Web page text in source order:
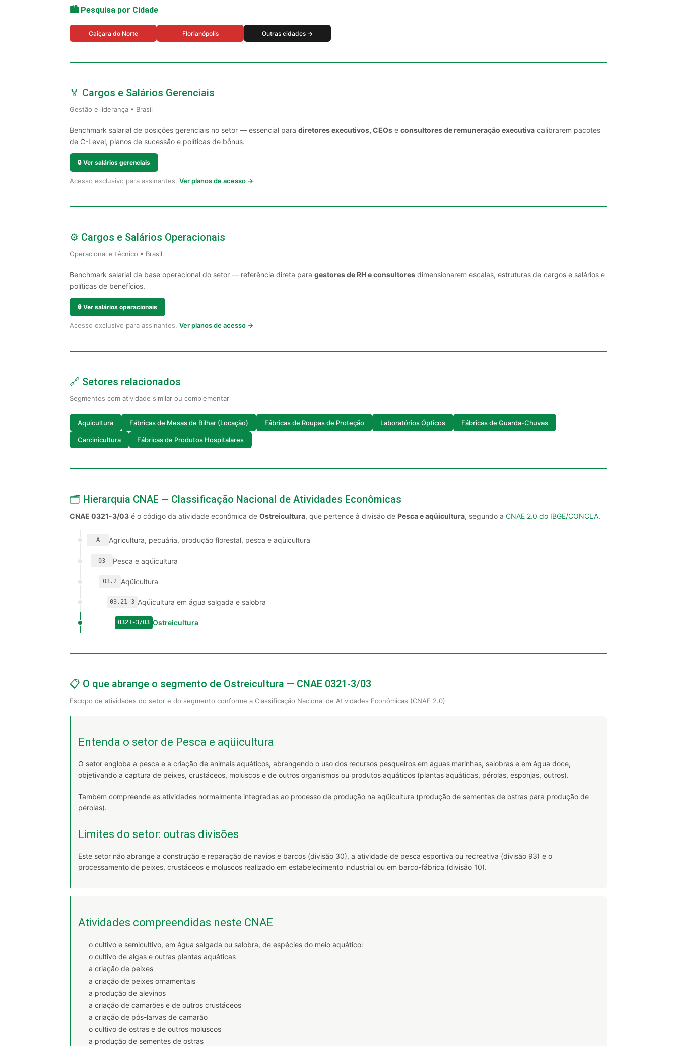
🏙️ Pesquisa por Cidade
Caiçara do Norte Florianópolis Outras cidades →
🏅 Cargos e Salários Gerenciais
Gestão e liderança • Brasil
Benchmark salarial de posições gerenciais no setor — essencial para diretores executivos, CEOs e consultores de remuneração executiva calibrarem pacotes
de C-Level, planos de sucessão e políticas de bônus.
🔒 Ver salários gerenciais
Acesso exclusivo para assinantes. Ver planos de acesso →
⚙️ Cargos e Salários Operacionais
Operacional e técnico • Brasil
Benchmark salarial da base operacional do setor — referência direta para gestores de RH e consultores dimensionarem escalas, estruturas de cargos e salários e
políticas de benefícios.
🔒 Ver salários operacionais
Acesso exclusivo para assinantes. Ver planos de acesso →
🔗 Setores relacionados
Segmentos com atividade similar ou complementar
Aquicultura Fábricas de Mesas de Bilhar (Locação) Fábricas de Roupas de Proteção Laboratórios Ópticos Fábricas de Guarda-Chuvas
Carcinicultura Fábricas de Produtos Hospitalares
🗂️ Hierarquia CNAE — Classificação Nacional de Atividades Econômicas
CNAE 0321-3/03 é o código da atividade econômica de Ostreicultura, que pertence à divisão de Pesca e aqüicultura, segundo a CNAE 2.0 do IBGE/CONCLA.
A Agricultura, pecuária, produção florestal, pesca e aqüicultura
03 Pesca e aqüicultura
03.2 Aqüicultura
03.21-3 Aqüicultura em água salgada e salobra
0321-3/03 Ostreicultura
📋 O que abrange o segmento de Ostreicultura — CNAE 0321-3/03
Escopo de atividades do setor e do segmento conforme a Classificação Nacional de Atividades Econômicas (CNAE 2.0)
Entenda o setor de Pesca e aqüicultura
O setor engloba a pesca e a criação de animais aquáticos, abrangendo o uso dos recursos pesqueiros em águas marinhas, salobras e em água doce,
objetivando a captura de peixes, crustáceos, moluscos e de outros organismos ou produtos aquáticos (plantas aquáticas, pérolas, esponjas, outros).
Também compreende as atividades normalmente integradas ao processo de produção na aqüicultura (produção de sementes de ostras para produção de
pérolas).
Limites do setor: outras divisões
Este setor não abrange a construção e reparação de navios e barcos (divisão 30), a atividade de pesca esportiva ou recreativa (divisão 93) e o
processamento de peixes, crustáceos e moluscos realizado em estabelecimento industrial ou em barco-fábrica (divisão 10).
Atividades compreendidas neste CNAE
o cultivo e semicultivo, em água salgada ou salobra, de espécies do meio aquático:
o cultivo de algas e outras plantas aquáticas
a criação de peixes
a criação de peixes ornamentais
a produção de alevinos
a criação de camarões e de outros crustáceos
a criação de pós-larvas de camarão
o cultivo de ostras e de outros moluscos
a produção de sementes de ostras